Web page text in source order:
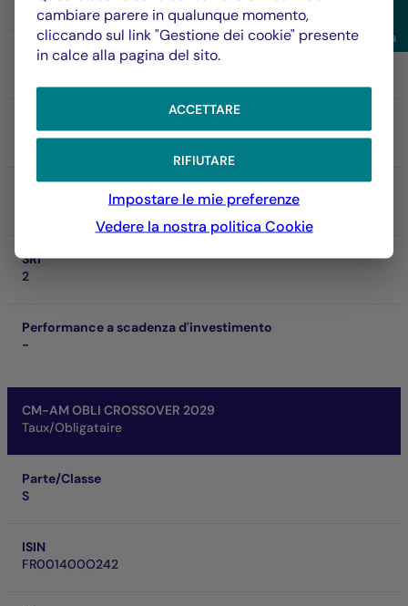
Filtra
VL
05/08/2026
287,50 M €
SRI
2
Performance a scadenza d'investimento
-
CM-AM OBLI CROSSOVER 2029
Taux/Obligataire
Parte/Classe
S
ISIN
FR001400O242
cambiare parere in qualunque momento,
cliccando sul link "Gestione dei cookie" presente
in calce alla pagina del sito.
ACCETTARE
RIFIUTARE
Impostare le mie preferenze
Vedere la nostra politica Cookie